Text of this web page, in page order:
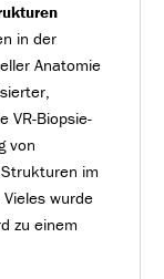
in der
Anatomie
VR-Biopsie-
von
im
wurde
zu einem